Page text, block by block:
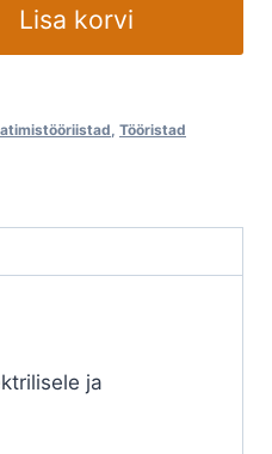
Lisa korvi
, Tööristad
ja